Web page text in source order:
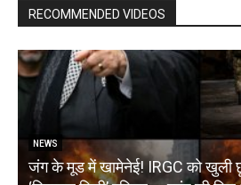
RECOMMENDED VIDEOS
NEWS
जंग के मूड में खामेनेई! IRGC को खुली